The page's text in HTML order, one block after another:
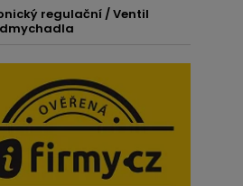
regulační / Ventil